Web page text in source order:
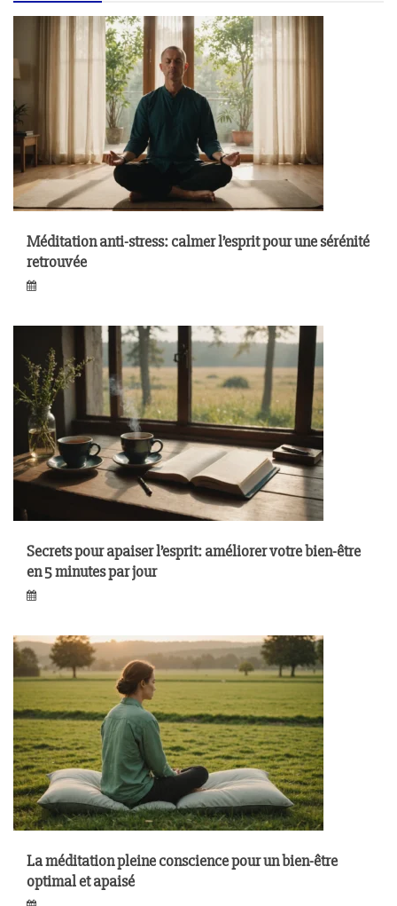
Méditation anti-stress: calmer l’esprit pour une sérénité
retrouvée
Secrets pour apaiser l’esprit: améliorer votre bien-être
en 5 minutes par jour
La méditation pleine conscience pour un bien-être
optimal et apaisé